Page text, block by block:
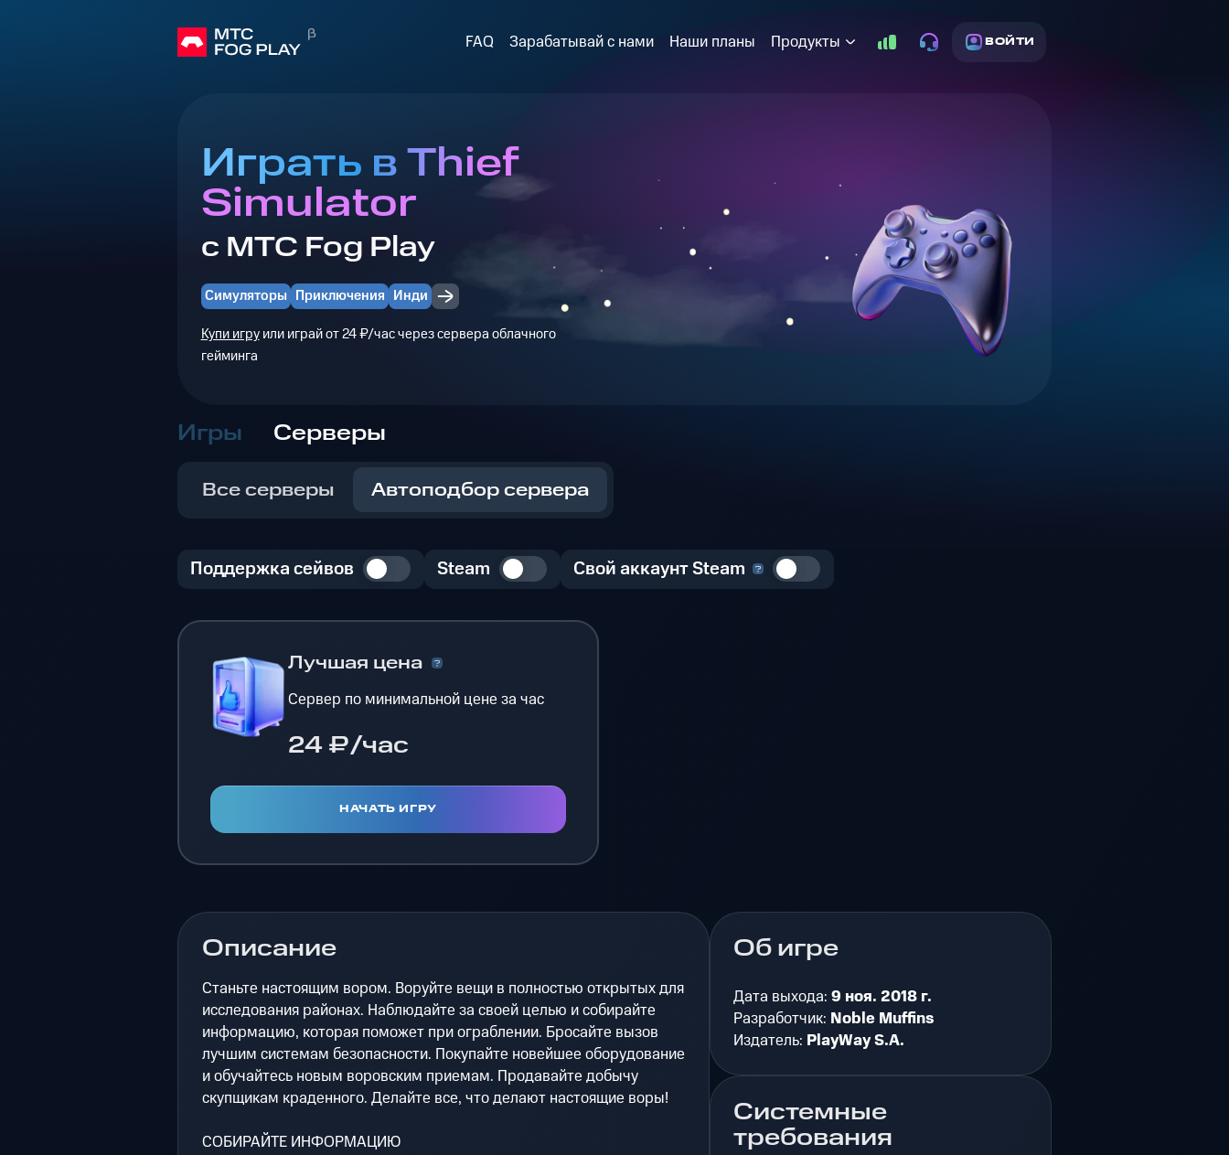
FAQ Зарабатывай с нами Наши планы Продукты ВОЙТИ
Играть в Thief
Simulator
с МТС Fog Play
Симуляторы Приключения Инди
Купи игруили играй от 24 ₽/час через сервера облачного
гейминга
Игры Серверы
Все серверы Автоподбор сервера
Поддержка сейвов Steam Свой аккаунт Steam
Лучшая цена
Сервер по минимальной цене за час
24 ₽/час
НАЧАТЬ ИГРУ
Описание
Станьте настоящим вором. Воруйте вещи в полностью открытых для
исследования районах. Наблюдайте за своей целью и собирайте
информацию, которая поможет при ограблении. Бросайте вызов
лучшим системам безопасности. Покупайте новейшее оборудование
и обучайтесь новым воровским приемам. Продавайте добычу
скупщикам краденного. Делайте все, что делают настоящие воры!
СОБИРАЙТЕ ИНФОРМАЦИЮ
Об игре
Дата выхода:9 ноя. 2018 г.
Разработчик: Noble Muffins
Издатель: PlayWay S.A.
Системные
требования